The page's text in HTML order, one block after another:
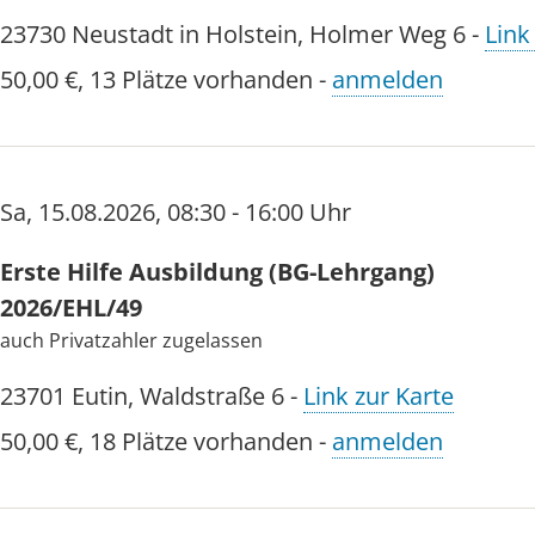
Umgang mit Knochenbrüchen
Wiederbelebung
zahlreiche praktische Übungsmöglichkeiten
Einen Erste-Hilfe-Kurs
den Erwerb aller Führerscheinklassen
die Tätigkeit als betrieblicher Ersthelfer
den Erwerb des Lehr-, Trainer-, Gruppen-
wollen. Die aktuelle Kursgebühr für
23730 Neustadt in Holstein, Holmer Weg 6-
50,00 €, 13 Plätze vorhanden - anmelden
Sa, 15.08.2026, 08:30 - 16:00 Uhr
Erste Hilfe Ausbildung (BG-Lehrgang)
2026/EHL/49
auch Privatzahler zugelassen
23701 Eutin, Waldstraße 6- Link zur Karte
50,00 €, 18 Plätze vorhanden - anmelden